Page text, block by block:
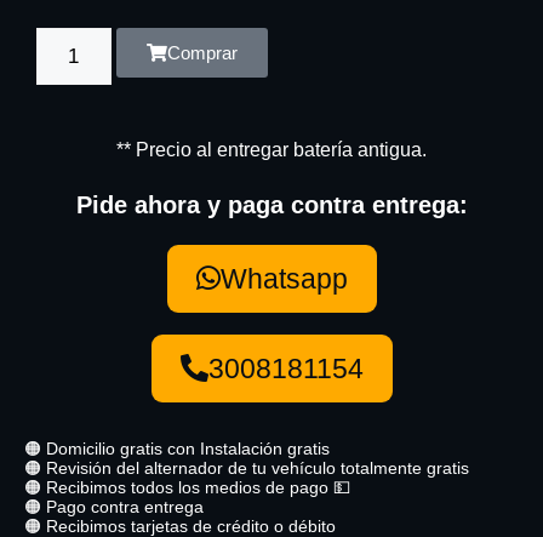
Comprar
** Precio al entregar batería antigua.
Pide ahora y paga contra entrega:
Whatsapp
3008181154
🟠 Domicilio gratis con Instalación gratis
🟠 Revisión del alternador de tu vehículo totalmente gratis
🟠 Recibimos todos los medios de pago 💵
🟠 Pago contra entrega
🟠 Recibimos tarjetas de crédito o débito